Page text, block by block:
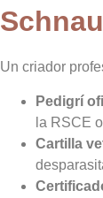
Un criador
Pedigrí
la RSCE
Cartilla